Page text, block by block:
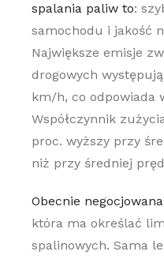
spalania paliw to:
samochodu i jakość
Największe emisje
drogowych
km/h, co odpowiada
Współczynnik
proc. wyższy przy
niż przy średniej
Obecnie
która ma określać
spalinowych. Sama